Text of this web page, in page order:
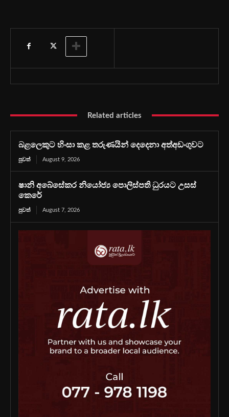
Related articles
බළලෙකුට හිංසා කළ තරුණයින් දෙදෙනා අත්අඩංගුවට
පුවත් August 9, 2026
ෂානි අබේසේකර නියෝජ්‍ය පොලිස්පති ධුරයට උසස්
කෙරේ
පුවත් August 7, 2026